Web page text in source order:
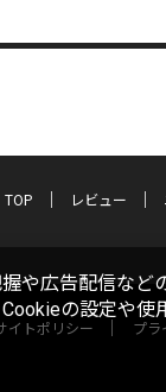
TOP レビュー
イトポリシー プラ
や広告配信な
の設定や